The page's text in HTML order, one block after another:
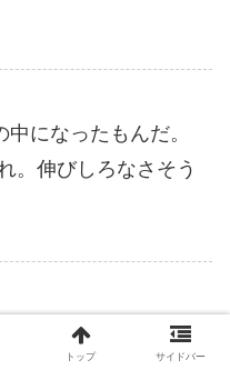
になったもんだ。
。伸びしろなさそう
トップ サイドバー